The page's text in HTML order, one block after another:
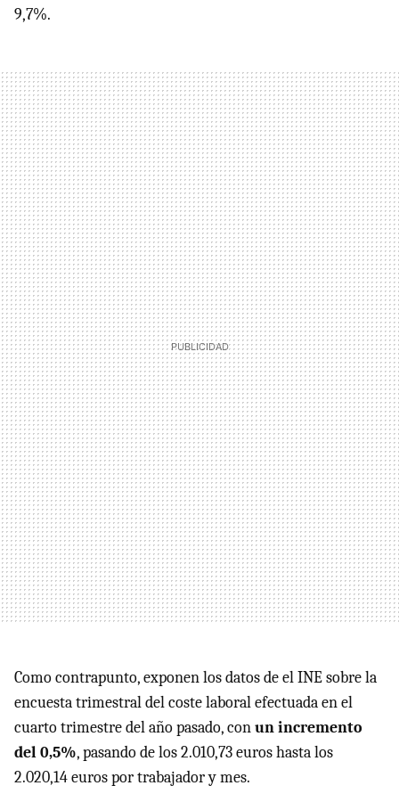
9,7%.
Como contrapunto, exponen los datos de el INE sobre la
encuesta trimestral del coste laboral efectuada en el
cuarto trimestre del año pasado, conun incremento
del 0,5%, pasando de los 2.010,73 euros hasta los
2.020,14 euros por trabajador y mes.